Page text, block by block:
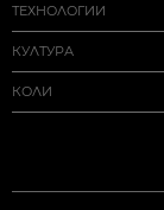
ТЕХНОЛОГИИ
КУЛТУРА
КОЛИ